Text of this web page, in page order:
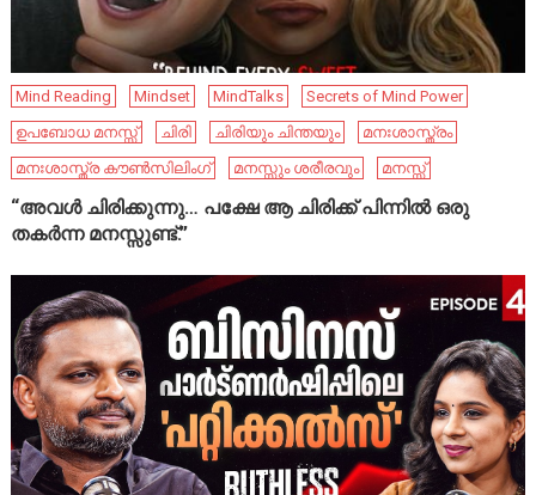
Mind Reading Mindset MindTalks
Secrets of Mind Power
ഉപബോധ മനസ്സ്
ചിരി ചിരിയും ചിന്തയും
മനഃശാസ്ത്രം
മനഃശാസ്ത്ര കൗൺസിലിംഗ്
മനസ്സും ശരീരവും മനസ്സ്
“അവൾ ചിരിക്കുന്നു… പക്ഷേ ആ ചിരിക്ക് പിന്നിൽ ഒരു
തകർന്ന മനസ്സുണ്ട്.”